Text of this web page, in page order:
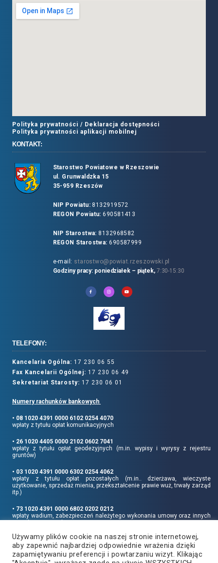
Polityka prywatności / Deklaracja dostępności
Polityka prywatności aplikacji mobilnej
KONTAKT:
Starostwo Powiatowe w Rzeszowie
ul. Grunwaldzka 15
35-959 Rzeszów
NIP Powiatu:8132919572
REGON Powiatu: 690581413
NIP Starostwa: 8132968582
REGON Starostwa: 690587999
e-mail: starostwo@powiat.rzeszowski.pl
Godziny pracy: poniedziałek – piątek, 7:30-15:30
TELEFONY:
Kancelaria Ogólna: 17 230 06 55
Fax Kancelarii Ogólnej: 17 230 06 49
Sekretariat Starosty: 17 230 06 01
Numery rachunków bankowych
• 08 1020 4391 0000 6102 0254 4070
wpłaty z tytułu opłat komunikacyjnych
• 26 1020 4405 0000 2102 0602 7041
wpłaty z tytułu opłat geodezyjnych (m.in. wypisy i wyrysy z rejestru
gruntów)
• 03 1020 4391 0000 6302 0254 4062
wpłaty z tytułu opłat pozostałych (m.in.. dzierżawa, wieczyste
użytkowanie, sprzedaż mienia, przekształcenie prawie wuż, trwały zarząd
itp.)
• 73 1020 4391 0000 6802 0202 0212
wpłaty wadium, zabezpieczeń należytego wykonania umowy oraz innych
Informujemy, że opłatę skarbową należy uiszczać na rachunek Urzędu
Miasta Rzeszowa:
• 90 1240 6960 3851 0062 0000 0423
Używamy plików cookie na naszej stronie internetowej,
aby zapewnić najbardziej odpowiednie wrażenia dzięki
zapamiętywaniu preferencji i powtarzaniu wizyt. Klikając